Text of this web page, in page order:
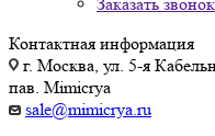
Контактная информация
г. Москва, ул. 5-я
пав. Mimicrya
sale@mimicrya.ru